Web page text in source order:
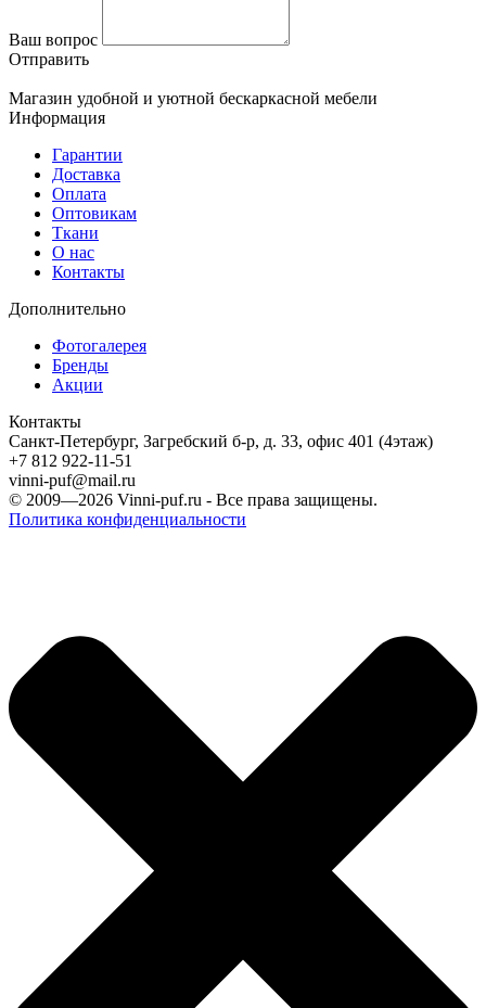
Ваш вопрос
Отправить
Магазин удобной и уютной бескаркасной мебели
Информация
Гарантии
Доставка
Оплата
Оптовикам
Ткани
О нас
Контакты
Дополнительно
Фотогалерея
Бренды
Акции
Контакты
Санкт-Петербург, Загребский б-р, д. 33, офис 401 (4этаж)
+7 812 922-11-51
vinni-puf@mail.ru
© 2009—2026 Vinni-puf.ru - Все права защищены.
Политика конфиденциальности